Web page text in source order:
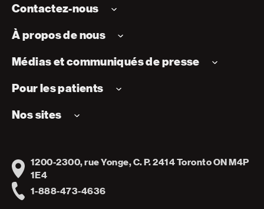
Contactez-nous
À propos de nous
Médias et communiqués de presse
Pour les patients
Nos sites
Address
1200-2300, rue Yonge, C. P. 2414 Toronto ON M4P
1E4
1-888-473-4636